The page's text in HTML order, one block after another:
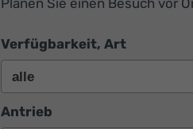
Verfügbarkeit, Art
Antrieb